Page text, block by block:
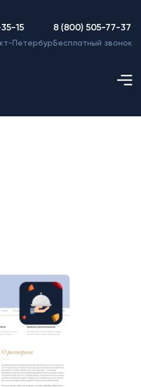
15
Петербурге
8 (800) 505-77-37
Бесплатный звонок